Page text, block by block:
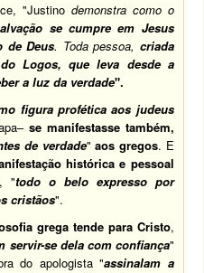
"Justinodemonstra como o
se cumpre em Jesus
de Deus. Toda pessoa, criada
Logos, que leva desde a
a luz da verdade".
figura profética aos judeus
se manifestasse também,
de verdade"aos gregos. E
histórica e pessoal
, "todo o belo expresso por
cristãos".
grega tende para Cristo,
servir-se dela com confiança"
do apologista "assinalam a